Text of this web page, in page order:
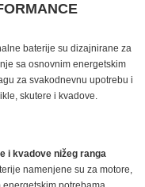
baterije su dizajnirane za
sa osnovnim energetskim
za svakodnevnu upotrebu i
skutere i kvadove.
i kvadove nižeg ranga
namenjene su za motore,